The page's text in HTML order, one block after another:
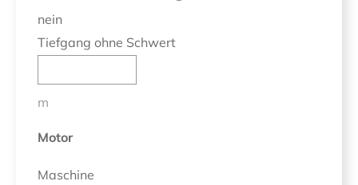
nein
Tiefgang ohne Schwert
m
Motor
Maschine